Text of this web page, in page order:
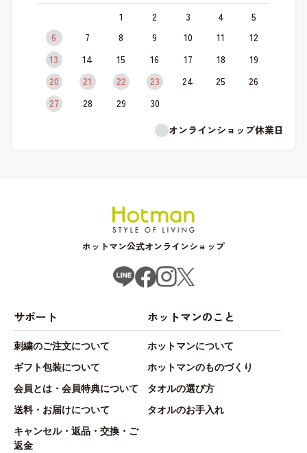
1 2 3 4
5
6
7 8 9 10 11
12
13
14 15 16 17 18
19
20
21 22 23 24 25
26
27
28 29
30
オンラインショップ休業日
ホットマン公式オンラインショップ
サポート
刺繍のご注文について
ギフト包装について
会員とは・会員特典について
送料・お届けについて
キャンセル・返品・交換・ご
返金
ホットマンのこと
ホットマンについて
ホットマンのものづくり
タオルの選び方
タオルのお手入れ